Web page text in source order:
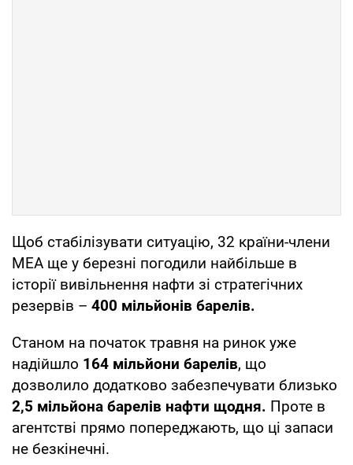
Щоб стабілізувати ситуацію, 32 країни-члени
МЕА ще у березні погодили найбільше в
історії вивільнення нафти зі стратегічних
резервів – 400 мільйонів барелів.
Станом на початок травня на ринок уже
надійшло 164 мільйони барелів, що
дозволило додатково забезпечувати близько
2,5 мільйона барелів нафти щодня. Проте в
агентстві прямо попереджають, що ці запаси
не безкінечні.